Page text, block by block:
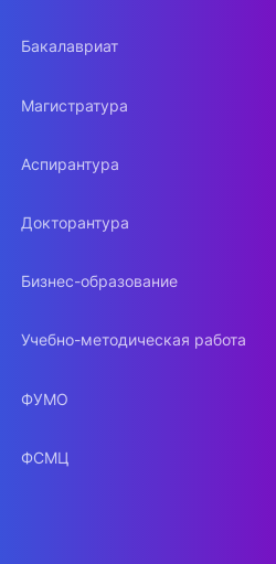
Бакалавриат
Магистратура
Аспирантура
Докторантура
Бизнес-образование
Учебно-методическая работа
ФУМО
ФСМЦ